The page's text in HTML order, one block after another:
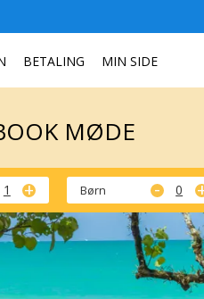
BETALING MIN SIDE
MØDE
MØDE
+ Børn -